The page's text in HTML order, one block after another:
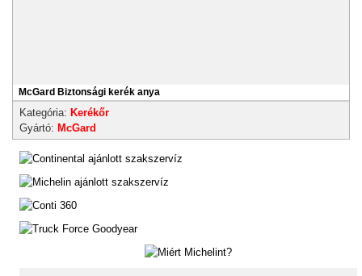
McGard Biztonsági kerék anya
Kategória: Kerékőr
Gyártó: McGard